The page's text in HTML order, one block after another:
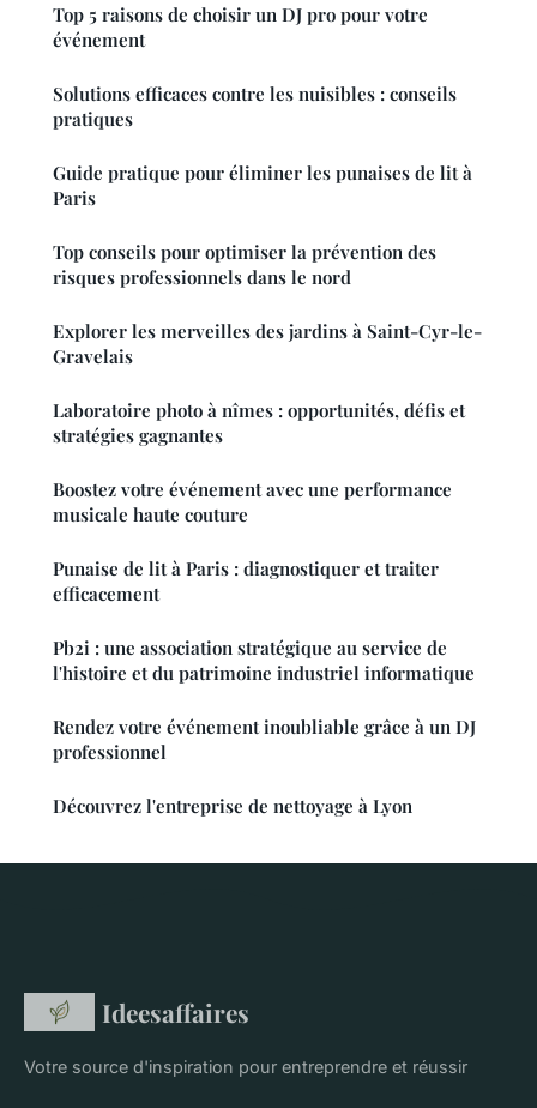
Top 5 raisons de choisir un DJ pro pour votre
événement
Solutions efficaces contre les nuisibles : conseils
pratiques
Guide pratique pour éliminer les punaises de lit à
Paris
Top conseils pour optimiser la prévention des
risques professionnels dans le nord
Explorer les merveilles des jardins à Saint-Cyr-le-
Gravelais
Laboratoire photo à nîmes : opportunités, défis et
stratégies gagnantes
Boostez votre événement avec une performance
musicale haute couture
Punaise de lit à Paris : diagnostiquer et traiter
efficacement
Pb2i : une association stratégique au service de
l'histoire et du patrimoine industriel informatique
Rendez votre événement inoubliable grâce à un DJ
professionnel
Découvrez l'entreprise de nettoyage à Lyon
Ideesaffaires
Votre source d'inspiration pour entreprendre et réussir